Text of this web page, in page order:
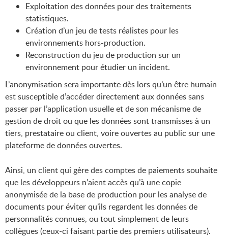
Exploitation des données pour des traitements
statistiques.
Création d’un jeu de tests réalistes pour les
environnements hors-production.
Reconstruction du jeu de production sur un
environnement pour étudier un incident.
L’anonymisation sera importante dès lors qu’un être humain
est susceptible d’accéder directement aux données sans
passer par l’application usuelle et de son mécanisme de
gestion de droit ou que les données sont transmisses à un
tiers, prestataire ou client, voire ouvertes au public sur une
plateforme de données ouvertes.
Ainsi, un client qui gère des comptes de paiements souhaite
que les développeurs n’aient accès qu’à une copie
anonymisée de la base de production pour les analyse de
documents pour éviter qu’ils regardent les données de
personnalités connues, ou tout simplement de leurs
collègues (ceux-ci faisant partie des premiers utilisateurs).